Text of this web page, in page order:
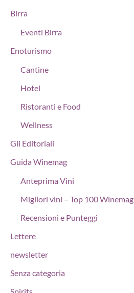
Birra
Eventi Birra
Enoturismo
Cantine
Hotel
Ristoranti e Food
Wellness
Gli Editoriali
Guida Winemag
Anteprima Vini
Migliori vini – Top 100 Winemag
Recensioni e Punteggi
Lettere
newsletter
Senza categoria